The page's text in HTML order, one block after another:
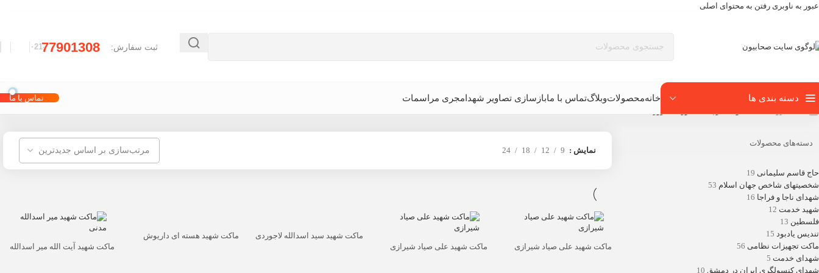
عبور به ناوبری رفتن به محتوای اصلی
ثبت سفارش: 77901308
-۰21
دسته بندی ها خانهمحصولاتوبلاگتماس با مابازسازی تصاویر شهدامجری مراسمات
تماس با ما
دسته‌های محصولات
حاج قاسم سلیمانی 19
شخصیتهای شاخص جهان اسلام 53
شهدای ناجا و فراجا 16
شهید خدمت 12
فلسطین 13
تندیس یادبود 15
ماکت تجهیزات نظامی 56
شهدای خدمت 5
شهدای کنسولگری ایران در دمشق 10
نمایش 9
12
18
24
ماکت شهید علی صیاد شیرازی ماکت شهید علی صیاد شیرازی
ماکت شهید سید اسدالله لاجوردی
ماکت شهید هسته ای داریوش
ماکت شهید آیت الله میر اسدالله